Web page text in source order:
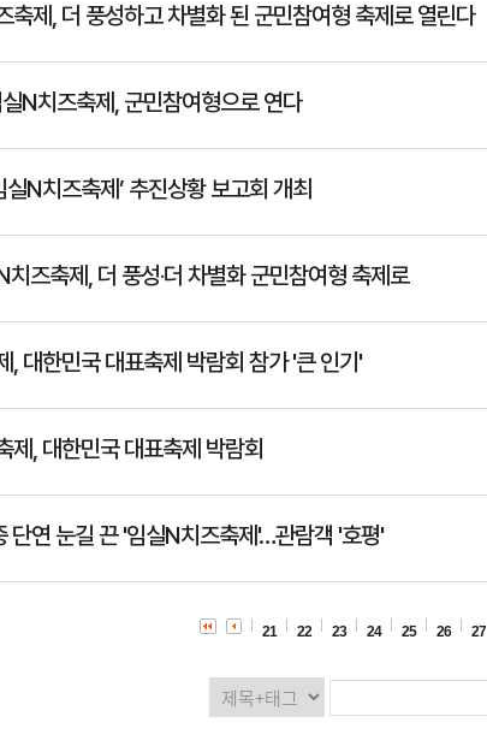
축제, 더 풍성하고 차별화 된 군민참여형 축제로 열린다
N치즈축제, 군민참여형으로 연다
N치즈축제’ 추진상황 보고회 개최
즈축제, 더 풍성‧더 차별화 군민참여형 축제로
, 대한민국 대표축제 박람회 참가 '큰 인기'
, 대한민국 대표축제 박람회
단연 눈길 끈 '임실N치즈축제'…관람객 '호평'
21 22 23 24 25 26 27